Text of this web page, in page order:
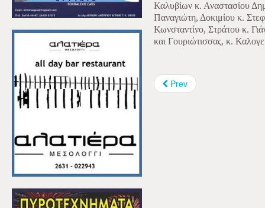
Καλυβίων κ. Αναστασίου
Παναγιώτη, Δοκιμίου κ.
Κωνσταντίνο, Στράτου κ.
και Γουριώτισσας, κ.
Prev